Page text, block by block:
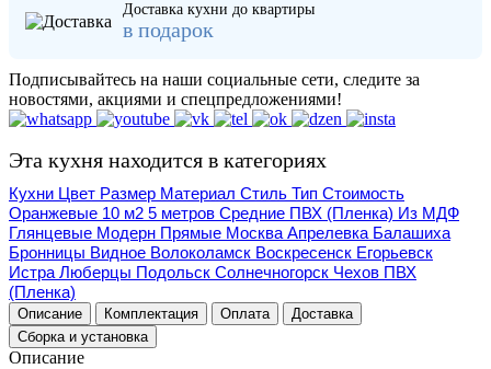
Доставка кухни до квартиры
в подарок
Подписывайтесь на наши социальные сети, следите за
новостями, акциями и спецпредложениями!
Эта кухня находится в категориях
Кухни Цвет Размер Материал Стиль Тип Стоимость
Оранжевые 10 м2 5 метров Средние ПВХ (Пленка) Из МДФ
Глянцевые Модерн Прямые Москва Апрелевка Балашиха
Бронницы Видное Волоколамск Воскресенск Егорьевск
Истра Люберцы Подольск Солнечногорск Чехов ПВХ
(Пленка)
Описание Комплектация Оплата
Доставка
Сборка и установка
Описание